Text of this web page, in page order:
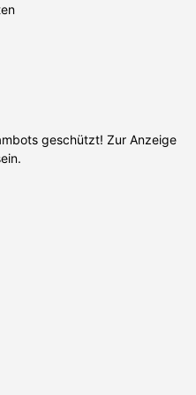
geschützt! Zur Anzeige